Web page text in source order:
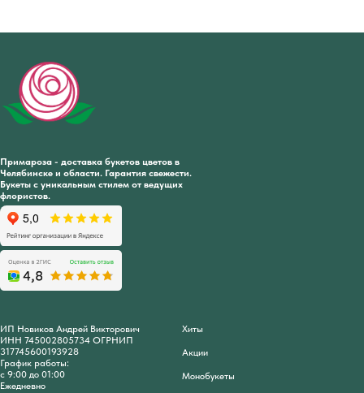
Примароза - доставка букетов цветов в
Челябинске и области. Гарантия свежести.
Букеты с уникальным стилем от ведущих
флористов.
ИП Новиков Андрей Викторович
ИНН 745002805734 ОГРНИП
317745600193928
График работы:
с 9:00 до 01:00
Ежедневно
Хиты
Акции
Монобукеты